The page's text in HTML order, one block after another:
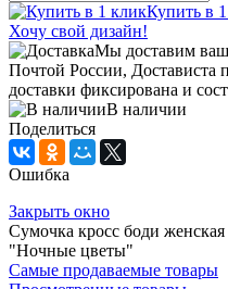
Купить в
Хочу свой дизайн!
Мы доставим
Почтой России, Достависта
доставки фиксирована и
В наличии
Поделиться
Ошибка
Закрыть окно
Сумочка кросс боди
"Ночные цветы"
Самые продаваемые товары